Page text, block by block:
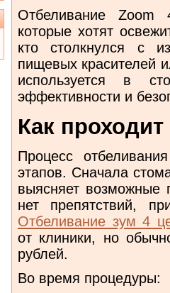
Отбеливание
которые хотят
кто столкнулся с
пищевых красителей
используется в
эффективности и
Как
Процесс
этапов. Сначала
выясняет возможные
нет препятствий,
Отбеливание зум 4
от клиники, но
рублей.
Во время процедуры: